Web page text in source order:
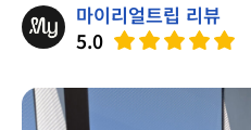
마이리얼트립 리뷰
5.0